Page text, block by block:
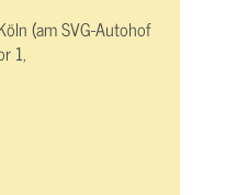
(am SVG-Autohof
1,